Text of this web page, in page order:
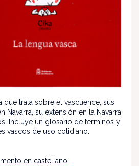
que trata sobre el vascuence, sus
Navarra, su extensión en la Navarra
Incluye un glosario de términos y
vascos de uso cotidiano.
en castellano